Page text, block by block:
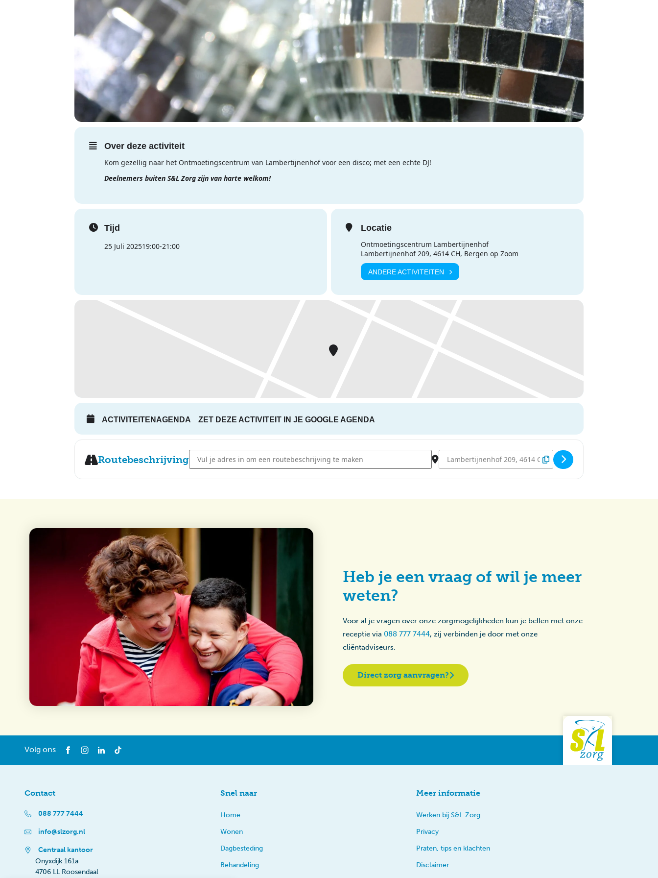
Over deze activiteit
Kom gezellig naar het Ontmoetingscentrum van Lambertijnenhof voor een disco; met een echte DJ!
Deelnemers buiten S&L Zorg zijn van harte welkom!
Tijd
25 Juli 202519:00-21:00
Locatie
Ontmoetingscentrum Lambertijnenhof
Lambertijnenhof 209, 4614 CH, Bergen op Zoom
ANDERE ACTIVITEITEN
ACTIVITEITENAGENDA ZET DEZE ACTIVITEIT IN JE GOOGLE AGENDA
Routebeschrijving
Address - Disco - Lambertijnenhof [YB0uemVwf] Destination Address - Disco - Lambertijnenhof [JuabZnIUe]
Heb je een vraag of wil je meer
weten?
Voor al je vragen over onze zorgmogelijkheden kun je bellen met onze
receptie via 088 777 7444, zij verbinden je door met onze
cliëntadviseurs.
Direct zorg aanvragen?
Volg ons
Contact
088 777 7444
info@slzorg.nl
Centraal kantoor
Onyxdijk 161a
4706 LL Roosendaal
Snel naar
Home
Wonen
Dagbesteding
Behandeling
Meer informatie
Werken bij S&L Zorg
Privacy
Praten, tips en klachten
Disclaimer